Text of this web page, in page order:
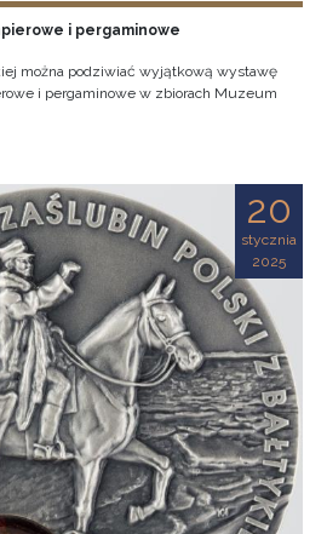
i pergaminowe
można podziwiać wyjątkową wystawę
i pergaminowe w zbiorach Muzeum
20
stycznia
2025